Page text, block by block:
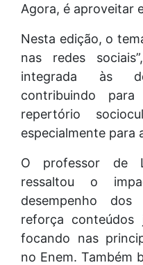
Agora, é aproveitar
Nesta edição, o
nas redes
integrada às
contribuindo
repertório
especialmente para
O professor de
ressaltou o
desempenho
reforça conteúdos
focando nas
no Enem. Também